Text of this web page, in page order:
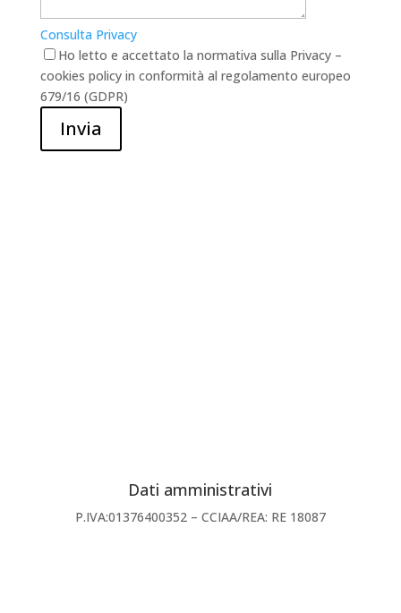
Consulta Privacy
Ho letto e accettato la normativa sulla Privacy –
cookies policy in conformità al regolamento europeo
679/16 (GDPR)
Invia
Dati amministrativi
P.IVA:01376400352 – CCIAA/REA: RE 18087